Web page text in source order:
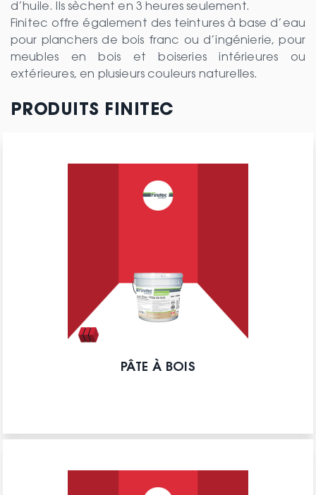
d’huile. Ils sèchent en 3 heures seulement.
Finitec offre également des teintures à base d’eau
pour planchers de bois franc ou d’ingénierie, pour
meubles en bois et boiseries intérieures ou
extérieures, en plusieurs couleurs naturelles.
PRODUITS FINITEC
PÂTE À BOIS